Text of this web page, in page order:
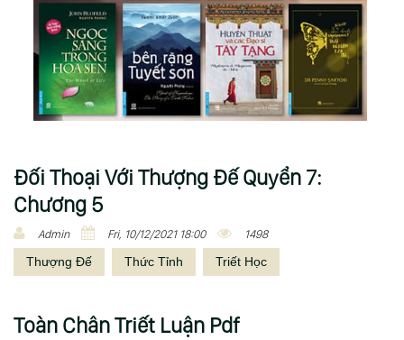
Đối Thoại Với Thượng Đế Quyển 7:
Chương 5
Admin Fri, 10/12/2021 18:00 1498
Thượng Đế Thức Tỉnh Triết Học
Toàn Chân Triết Luận Pdf